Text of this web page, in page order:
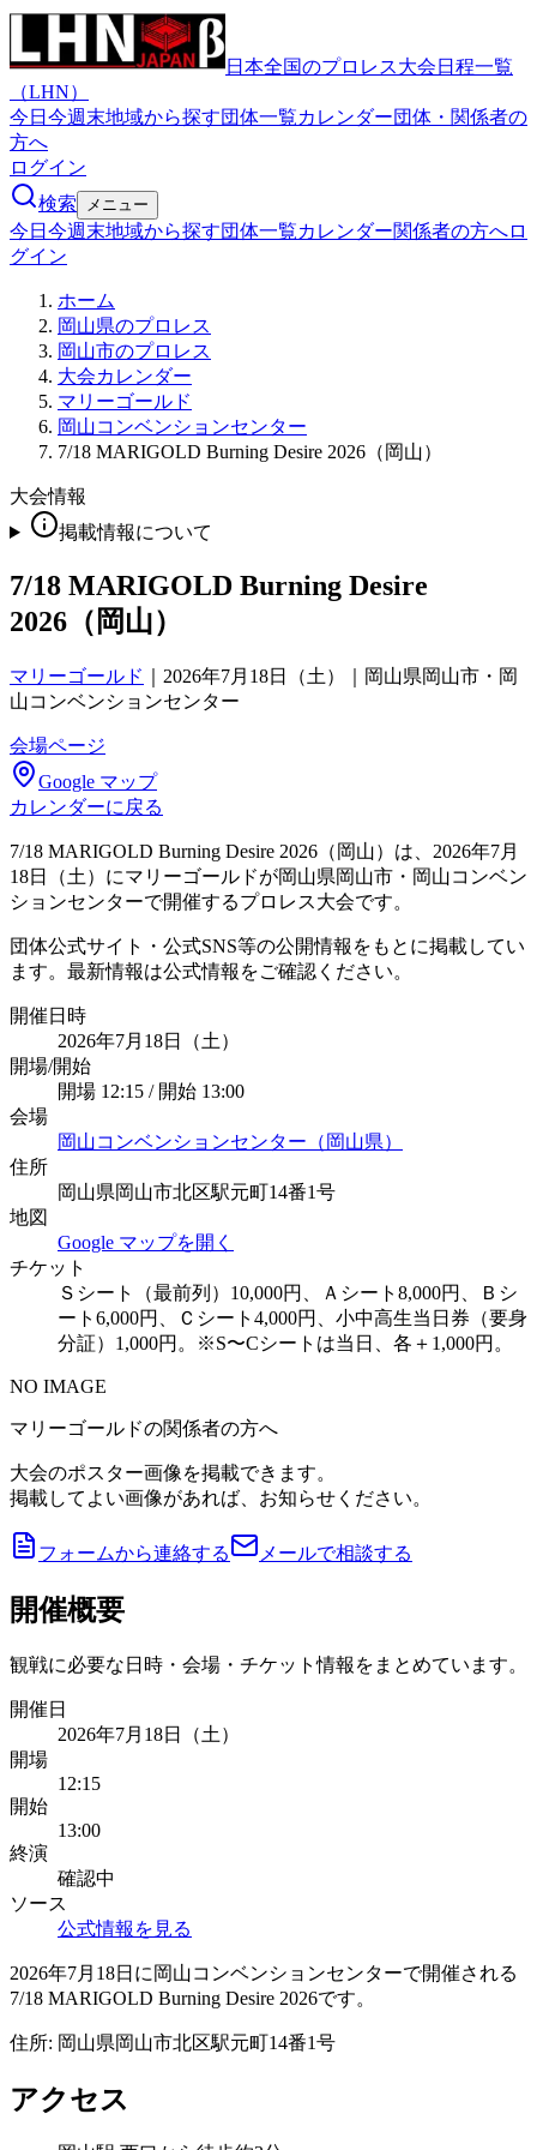
日本全国のプロレス大会日程一覧
（LHN）
今日 今週末地域から探す団体一覧カレンダー団体・関係者の
方へ
ログイン
検索
メニュー
今日 今週末地域から探す団体一覧カレンダー関係者の方へロ
グイン
ホーム
岡山県のプロレス
岡山市のプロレス
大会カレンダー
マリーゴールド
岡山コンベンションセンター
7/18 MARIGOLD Burning Desire 2026（岡山）
大会情報
掲載情報について
7/18 MARIGOLD Burning Desire
2026（岡山）
マリーゴールド
2026年7月18日（土）｜岡山県岡山市・岡
山コンベンションセンター
会場ページ
Google マップ
カレンダーに戻る
7/18 MARIGOLD Burning Desire 2026（岡山）は、2026年7月
18日（土）にマリーゴールドが岡山県岡山市・岡山コンベン
ションセンターで開催するプロレス大会です。
団体公式サイト・公式SNS等の公開情報をもとに掲載してい
ます。最新情報は公式情報をご確認ください。
開催日時
2026年7月18日（土）
開場/開始
開場 12:15 / 開始 13:00
会場
岡山コンベンションセンター（岡山県）
住所
岡山県岡山市北区駅元町14番1号
地図
Google マップを開く
チケット
Ｓシート（最前列）10,000円、Ａシート8,000円、Ｂシ
ート6,000円、Ｃシート4,000円、小中高生当日券（要身
分証）1,000円。※S〜Cシートは当日、各＋1,000円。
NO IMAGE
マリーゴールドの関係者の方へ
大会のポスター画像を掲載できます。
掲載してよい画像があれば、お知らせください。
フォームから連絡する メールで相談する
開催概要
観戦に必要な日時・会場・チケット情報をまとめています。
開催日
2026年7月18日（土）
開場
12:15
開始
13:00
終演
確認中
ソース
公式情報を見る
2026年7月18日に岡山コンベンションセンターで開催される
7/18 MARIGOLD Burning Desire 2026です。
住所: 岡山県岡山市北区駅元町14番1号
アクセス